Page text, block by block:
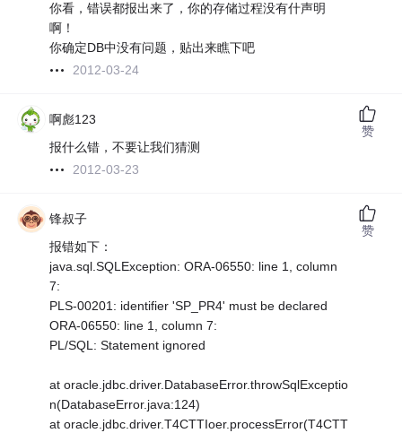
你看，错误都报出来了，你的存储过程没有什声明
啊！
你确定DB中没有问题，贴出来瞧下吧
2012-03-24
啊彪123
报什么错，不要让我们猜测
2012-03-23
赞
锋叔子
报错如下：
java.sql.SQLException: ORA-06550: line 1, column
7:
PLS-00201: identifier 'SP_PR4' must be declared
ORA-06550: line 1, column 7:
PL/SQL: Statement ignored
at oracle.jdbc.driver.DatabaseError.throwSqlExceptio
n(DatabaseError.java:124)
at oracle.jdbc.driver.T4CTTIoer.processError(T4CTT
赞